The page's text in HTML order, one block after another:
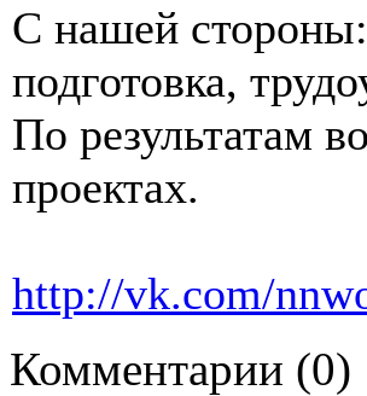
С нашей
подготовка,
По результатам
проектах.
http://vk.com/
Комментарии (0)